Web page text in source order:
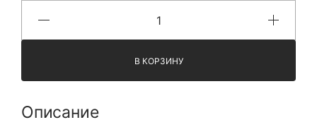
В КОРЗИНУ
Описание